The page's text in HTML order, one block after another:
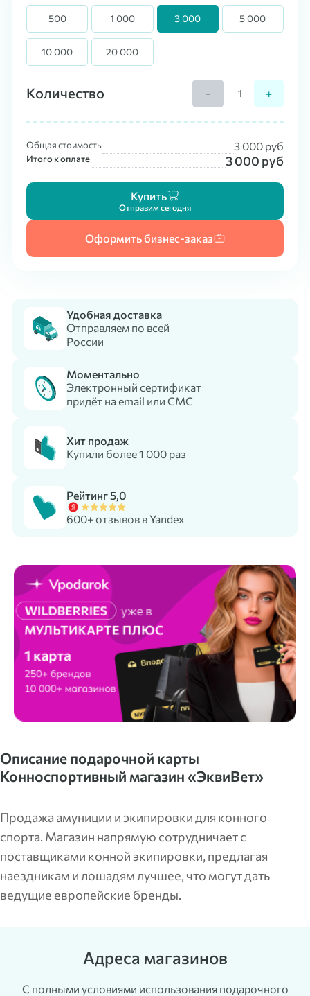
500 1 000 3 000 5 000
10 000 20 000
Количество − +
Общая стоимость 3 000 руб
Итого к оплате 3 000 руб
Купить
Отправим сегодня
Оформить бизнес-заказ
Удобная доставка
Отправляем по всей
России
Моментально
Электронный сертификат
придёт на email или СМС
Хит продаж
Купили более 1 000 раз
Рейтинг 5,0
600+ отзывов в Yandex
Описание подарочной карты
Конноспортивный магазин «ЭквиВет»
Продажа амуниции и экипировки для конного
спорта. Магазин напрямую сотрудничает с
поставщиками конной экипировки, предлагая
наездникам и лошадям лучшее, что могут дать
ведущие европейские бренды.
Адреса магазинов
С полными условиями использования подарочного